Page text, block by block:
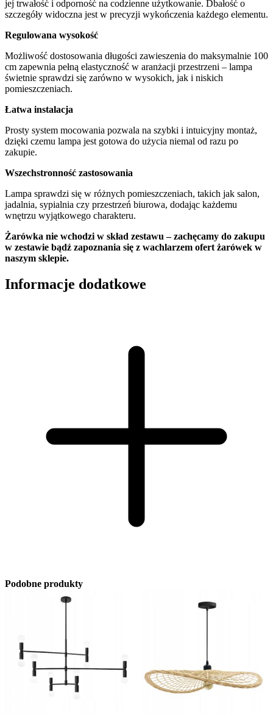
jej trwałość i odporność na codzienne użytkowanie. Dbałość o
szczegóły widoczna jest w precyzji wykończenia każdego elementu.
Regulowana wysokość
Możliwość dostosowania długości zawieszenia do maksymalnie 100
cm zapewnia pełną elastyczność w aranżacji przestrzeni – lampa
świetnie sprawdzi się zarówno w wysokich, jak i niskich
pomieszczeniach.
Łatwa instalacja
Prosty system mocowania pozwala na szybki i intuicyjny montaż,
dzięki czemu lampa jest gotowa do użycia niemal od razu po
zakupie.
Wszechstronność zastosowania
Lampa sprawdzi się w różnych pomieszczeniach, takich jak salon,
jadalnia, sypialnia czy przestrzeń biurowa, dodając każdemu
wnętrzu wyjątkowego charakteru.
Żarówka nie wchodzi w skład zestawu – zachęcamy do zakupu
w zestawie bądź zapoznania się z wachlarzem ofert żarówek w
naszym sklepie.
Informacje dodatkowe
Podobne produkty